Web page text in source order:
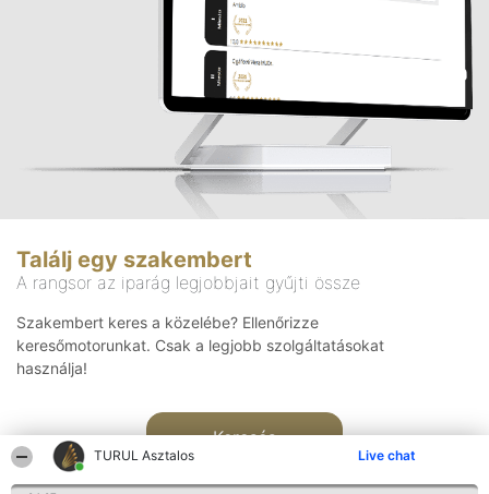
TURUL Asztalos Live chat
Találj egy szakembert
A rangsor az iparág legjobbjait gyűjti össze
Szakembert keres a közelébe? Ellenőrizze
keresőmotorunkat. Csak a legjobb szolgáltatásokat
használja!
Keresés